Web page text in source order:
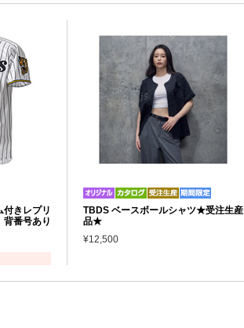
付きレプリ
背番号あり
TBDS ベースボールシャツ★受注生産
品★
¥12,500